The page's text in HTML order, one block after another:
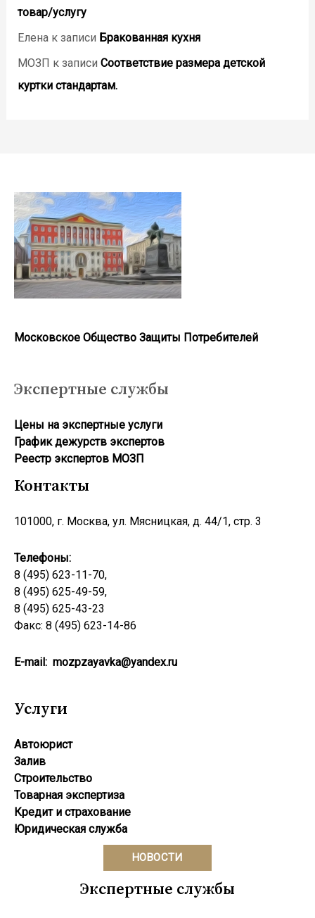
товар/услугу
Еленак записи Бракованная кухня
МОЗП к записи Соответствие размера детской
куртки стандартам.
Московское Общество Защиты Потребителей
Экспертные службы
Цены на экспертные услуги
График дежурств экспертов
Реестр экcпертов МОЗП
Контакты
101000, г. Москва, ул. Мясницкая, д. 44/1, стр. 3
Телефоны:
8 (495) 623-11-70,
8 (495) 625-49-59,
8 (495) 625-43-23
Факс: 8 (495) 623-14-86
E-mail: mozpzayavka@yandex.ru
Услуги
Автоюрист
Залив
Строительство
Товарная экспертиза
Кредит и страхование
Юридическая служба
НОВОСТИ
Экспертные службы